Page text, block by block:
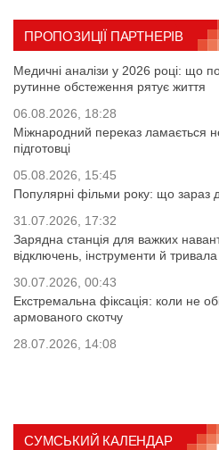
ПРОПОЗИЦІЇ ПАРТНЕРІВ
Медичні аналізи у 2026 році: що
рутинне обстеження рятує життя
06.08.2026, 18:28
Міжнародний переказ ламається
підготовці
05.08.2026, 15:45
Популярні фільми року: що зараз
31.07.2026, 17:32
Зарядна станція для важких
відключень, інструменти й
30.07.2026, 00:43
Екстремальна фіксація: коли не
армованого скотчу
28.07.2026, 14:08
СУМСЬКИЙ КАЛЕНДАР